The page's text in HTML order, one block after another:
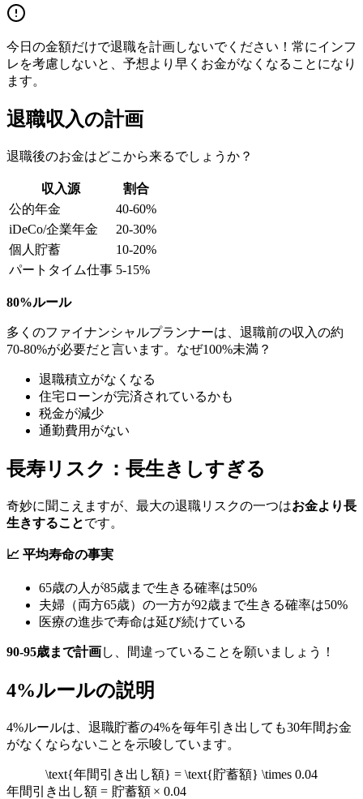
今日の金額だけで退職を計画しないでください！常にインフ
レを考慮しないと、予想より早くお金がなくなることになり
ます。
退職収入の計画
退職後のお金はどこから来るでしょうか？
収入源
割合
公的年金
40-60%
iDeCo/企業年金
20-30%
個人貯蓄
10-20%
パートタイム仕事 5-15%
80%ルール
多くのファイナンシャルプランナーは、退職前の収入の約
70-80%が必要だと言います。なぜ100%未満？
退職積立がなくなる
住宅ローンが完済されているかも
税金が減少
通勤費用がない
長寿リスク：長生きしすぎる
奇妙に聞こえますが、最大の退職リスクの一つはお金より長
生きすることです。
📈 平均寿命の事実
65歳の人が85歳まで生きる確率は50%
夫婦（両方65歳）の一方が92歳まで生きる確率は50%
医療の進歩で寿命は延び続けている
90-95歳まで計画し、間違っていることを願いましょう！
4%ルールの説明
4%ルールは、退職貯蓄の4%を毎年引き出しても30年間お金
がなくならないことを示唆しています。
\text{年間引き出し額} = \text{貯蓄額} \times 0.04
年間引き出し額 = 貯蓄額 × 0.04